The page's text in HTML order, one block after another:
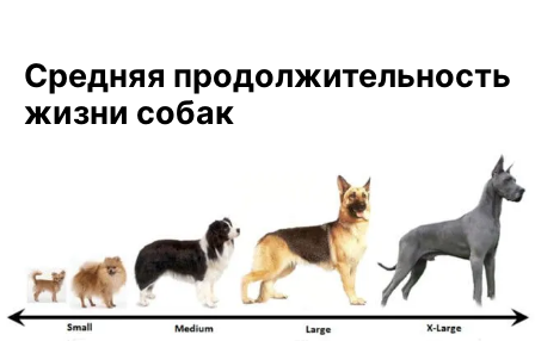
Средняя продолжительность
жизни собак